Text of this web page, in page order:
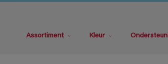
Assortiment Kleur